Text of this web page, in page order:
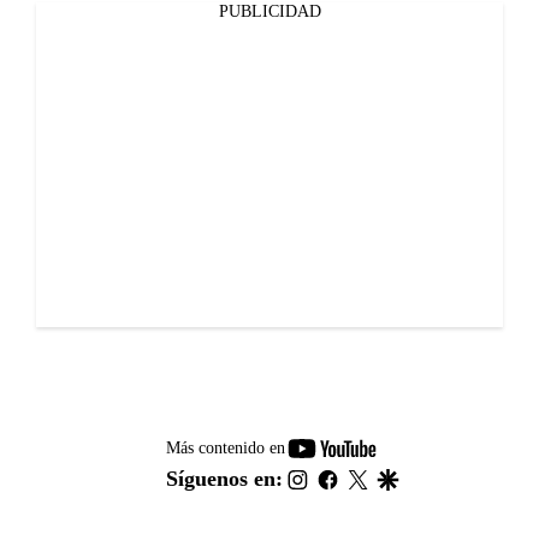
PUBLICIDAD
Más contenido en
youtube-
footer
Síguenos en: instagram
facebook
twitter